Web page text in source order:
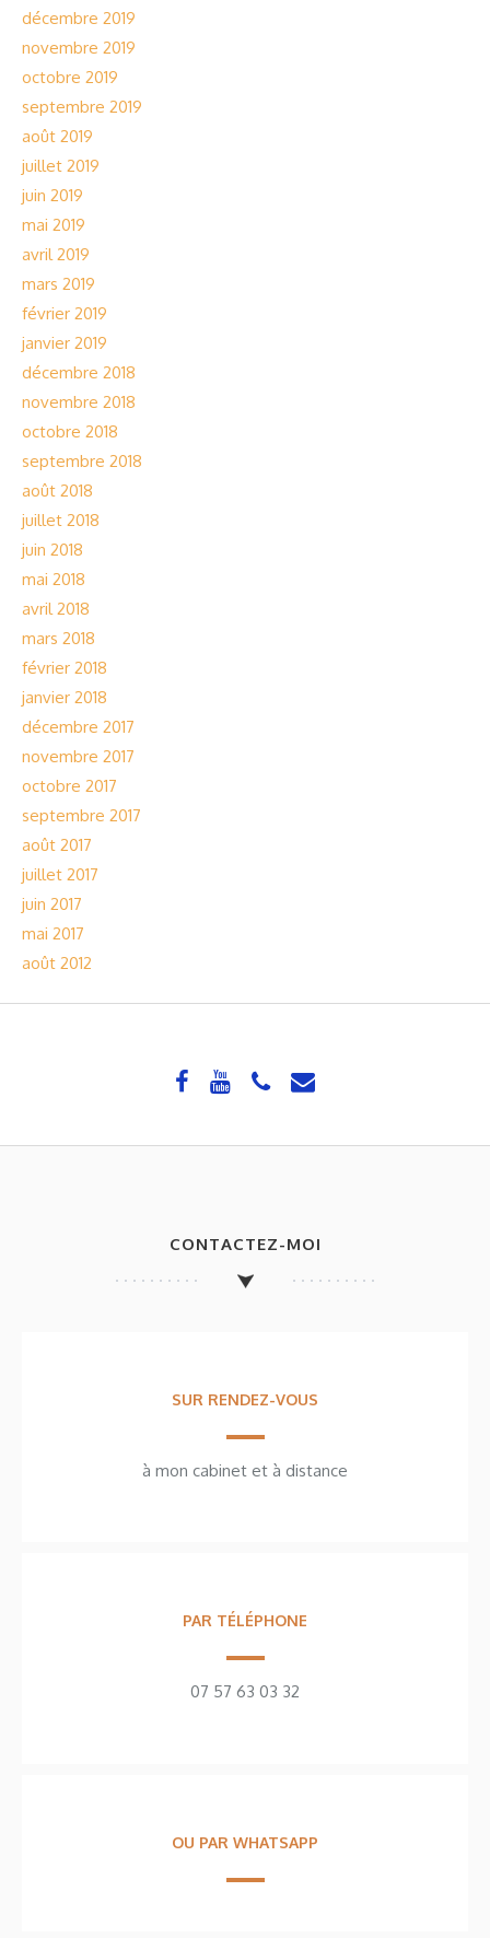
décembre 2019
novembre 2019
octobre 2019
septembre 2019
août 2019
juillet 2019
juin 2019
mai 2019
avril 2019
mars 2019
février 2019
janvier 2019
décembre 2018
novembre 2018
octobre 2018
septembre 2018
août 2018
juillet 2018
juin 2018
mai 2018
avril 2018
mars 2018
février 2018
janvier 2018
décembre 2017
novembre 2017
octobre 2017
septembre 2017
août 2017
juillet 2017
juin 2017
mai 2017
août 2012
CONTACTEZ-MOI
SUR RENDEZ-VOUS
à mon cabinet et à distance
PAR TÉLÉPHONE
07 57 63 03 32
OU PAR WHATSAPP